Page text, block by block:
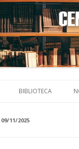
BIBLIOTECA
09/11/2025